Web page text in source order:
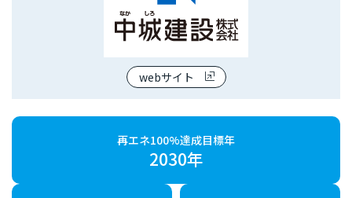
webサイト
再エネ100%達成目標年
2030年